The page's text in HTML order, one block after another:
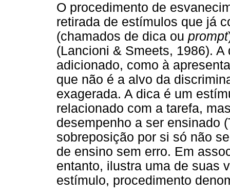
O procedimento de
retirada de estímulos que já
(chamados de dica ou prompt
(Lancioni & Smeets, 1986).
adicionado, como à
que não é a alvo da
exagerada. A dica é um
relacionado com a tarefa,
desempenho a ser ensinado
sobreposição por si só não
de ensino sem erro. Em
entanto, ilustra uma de suas
estímulo, procedimento